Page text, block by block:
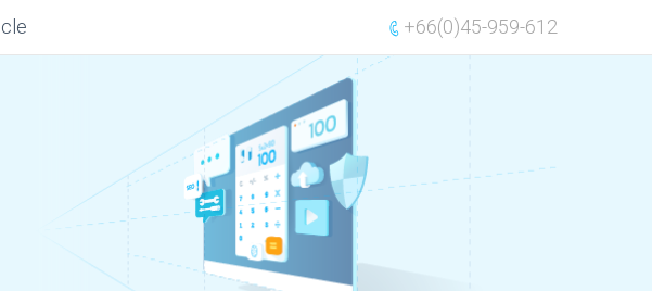
+66(0)45-959-612